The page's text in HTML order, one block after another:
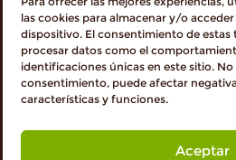
las cookies para almacenar y/o
dispositivo. El consentimiento de
procesar datos como el
identificaciones únicas en este sitio.
consentimiento, puede afectar
características y funciones.
Aceptar